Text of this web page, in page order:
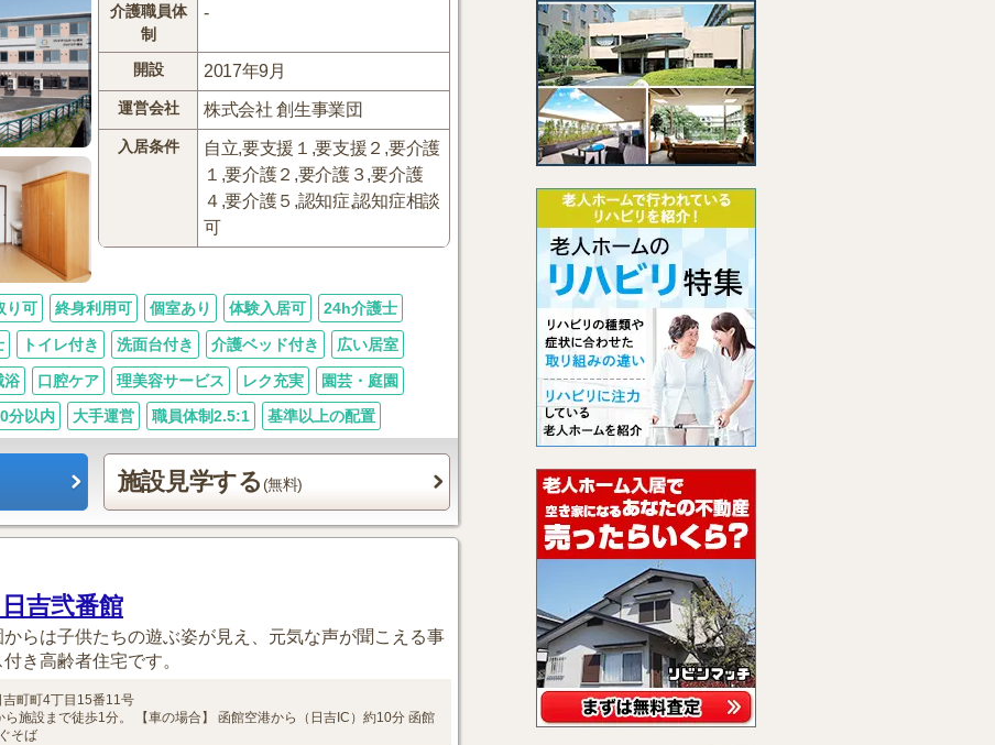
介護職員体
制
-
開設 2017年9月
運営会社 株式会社 創生事業団
入居条件
自立,要支援１,要支援２,要介護
１,要介護２,要介護３,要介護
４,要介護５,認知症,認知症相談
可
り可 終身利用可 個室あり 体験入居可 24h介護士
トイレ付き 洗面台付き 介護ベッド付き 広い居室
浴 口腔ケア 理美容サービス レク充実 園芸・庭園
分以内 大手運営 職員体制2.5:1 基準以上の配置
施設見学する (無料)
吉弐番館
らは子供たちの遊ぶ姿が見え、元気な声が聞こえる事
き高齢者住宅です。
吉町町4丁目15番11号
施設まで徒歩1分。 【車の場合】 函館空港から（日吉IC）約10分 函館
そば